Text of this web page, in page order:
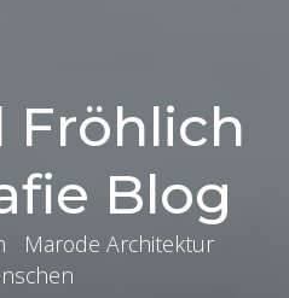
Fröhlich
Blog
Marode Architektur